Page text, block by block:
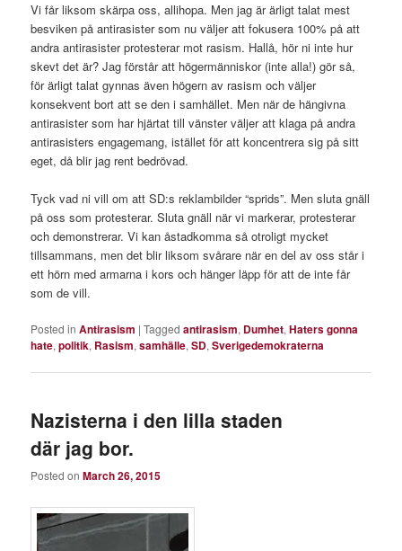
Vi får liksom skärpa oss, allihopa. Men jag är ärligt talat mest
besviken på antirasister som nu väljer att fokusera 100% på att
andra antirasister protesterar mot rasism. Hallå, hör ni inte hur
skevt det är? Jag förstår att högermänniskor (inte alla!) gör så,
för ärligt talat gynnas även högern av rasism och väljer
konsekvent bort att se den i samhället. Men när de hängivna
antirasister som har hjärtat till vänster väljer att klaga på andra
antirasisters engagemang, istället för att koncentrera sig på sitt
eget, då blir jag rent bedrövad.
Tyck vad ni vill om att SD:s reklambilder “sprids”. Men sluta gnäll
på oss som protesterar. Sluta gnäll när vi markerar, protesterar
och demonstrerar. Vi kan åstadkomma så otroligt mycket
tillsammans, men det blir liksom svårare när en del av oss står i
ett hörn med armarna i kors och hänger läpp för att de inte får
som de vill.
Posted in Antirasism |Tagged antirasism, Dumhet,Haters gonna
hate,politik, Rasism,samhälle,SD,Sverigedemokraterna
Nazisterna i den lilla staden
där jag bor.
Posted onMarch 26, 2015